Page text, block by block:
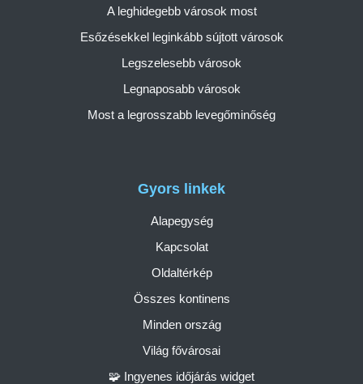
Gyors linkek
Alapegység
Kapcsolat
Oldaltérkép
Összes kontinens
Minden ország
Világ fővárosai
🧩 Ingyenes időjárás widget
A leghidegebb városok most
Esőzésekkel leginkább sújtott városok
Legszelesebb városok
Legnaposabb városok
Most a legrosszabb levegőminőség